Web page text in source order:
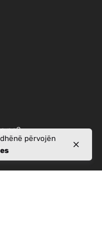
ne?
përvojën